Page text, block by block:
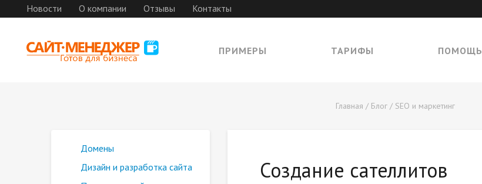
Новости О компании Отзывы Контакты
ПРИМЕРЫ ТАРИФЫ ПОМОЩЬ
Главная / Блог/ SEO и маркетинг
Создание сателлитов
Домены
Дизайн и разработка сайта